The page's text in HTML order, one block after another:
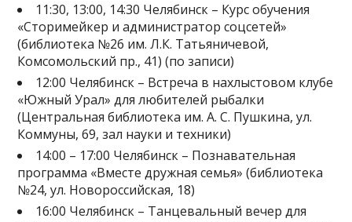
11:30, 13:00, 14:30 Челябинск – Курс обучения
«Сторимейкер и администратор соцсетей»
(библиотека №26 им. Л.К. Татьяничевой,
Комсомольский пр., 41) (по записи)
12:00 Челябинск – Встреча в нахлыстовом клубе
«Южный Урал» для любителей рыбалки
(Центральная библиотека им. А. С. Пушкина, ул.
Коммуны, 69, зал науки и техники)
14:00 – 17:00 Челябинск – Познавательная
программа «Вместе дружная семья» (библиотека
№24, ул. Новороссийская, 18)
16:00 Челябинск – Танцевальный вечер для